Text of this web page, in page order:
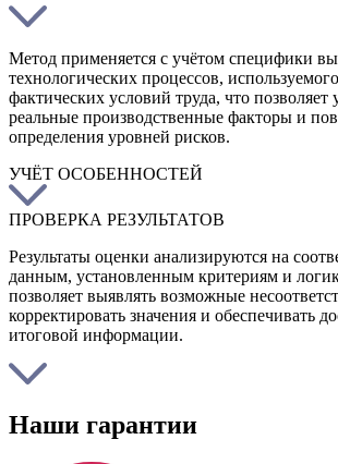
Метод применяется с учётом специфики
технологических процессов,
фактических условий труда, что позволяет
реальные производственные факторы и
определения уровней рисков.
УЧЁТ ОСОБЕННОСТЕЙ
ПРОВЕРКА РЕЗУЛЬТАТОВ
Результаты оценки анализируются на
данным, установленным критериям и
позволяет выявлять возможные
корректировать значения и обеспечивать
итоговой информации.
Наши гарантии